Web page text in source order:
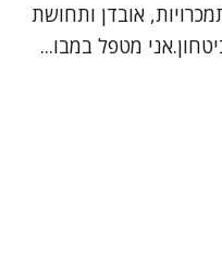
אובדן ותחושת
מטפל במבו...